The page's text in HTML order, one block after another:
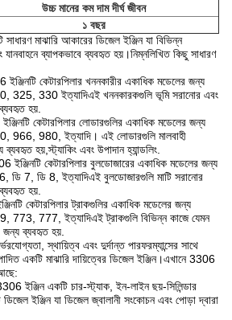
উচ্চ মানের কম দাম দীর্ঘ জীবন
১ বছর
মাঝারি আকারের ডিজেল ইঞ্জিন যা বিভিন্ন
যানবাহনে ব্যাপকভাবে ব্যবহৃত হয়।নিম্নলিখিত কিছু সাধারণ
কেটারপিলার খননকারীর একাধিক মডেলের জন্য
325, 330 ইত্যাদিএই খননকারকগুলি ভূমি সরানোর এবং
হয়.
কেটারপিলার লোডারগুলির একাধিক মডেলের জন্য
966, 980, ইত্যাদি। এই লোডারগুলি মালবাহী
হয়,স্ট্যাকিং এবং উপাদান হ্যান্ডলিং.
ইঞ্জিনটি কেটারপিলার বুলডোজারের একাধিক মডেলের জন্য
ডি 7, ডি 8, ইত্যাদিএই বুলডোজারগুলি মাটি সরানোর
হয়.
কেটারপিলার ট্রাকগুলির একাধিক মডেলের জন্য
773, 777, ইত্যাদিএই ট্রাকগুলি বিভিন্ন কাজে যেমন
জন্য ব্যবহৃত হয়.
স্থায়িত্ব এবং দুর্দান্ত পারফরম্যান্সের সাথে
একটি মাঝারি দায়িত্বের ডিজেল ইঞ্জিন।এখানে 3306
ইঞ্জিন একটি চার-স্ট্যাক, ইন-লাইন ছয়-সিলিন্ডার
ইঞ্জিন যা ডিজেল জ্বালানী সংকোচন এবং পোড়া দ্বারা